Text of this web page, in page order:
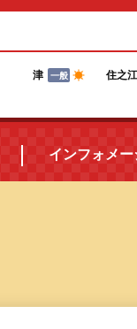
津 一般
住之江
インフォメ